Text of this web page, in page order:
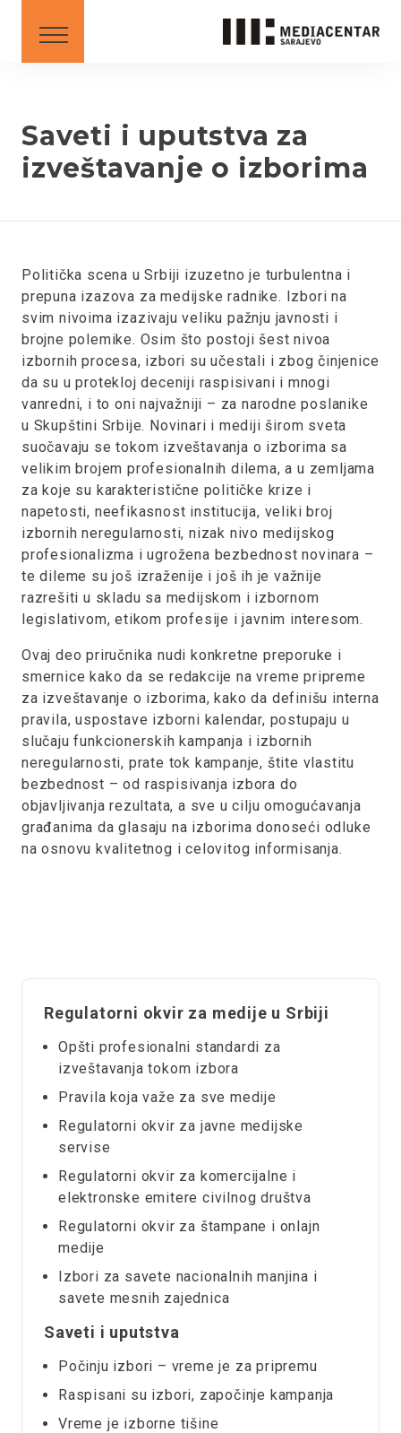
Saveti i uputstva za
izveštavanje o izborima
Politička scena u Srbiji izuzetno je turbulentna i
prepuna izazova za medijske radnike. Izbori na
svim nivoima izazivaju veliku pažnju javnosti i
brojne polemike. Osim što postoji šest nivoa
izbornih procesa, izbori su učestali i zbog činjenice
da su u protekloj deceniji raspisivani i mnogi
vanredni, i to oni najvažniji – za narodne poslanike
u Skupštini Srbije. Novinari i mediji širom sveta
suočavaju se tokom izveštavanja o izborima sa
velikim brojem profesionalnih dilema, a u zemljama
za koje su karakteristične političke krize i
napetosti, neefikasnost institucija, veliki broj
izbornih neregularnosti, nizak nivo medijskog
profesionalizma i ugrožena bezbednost novinara –
te dileme su još izraženije i još ih je važnije
razrešiti u skladu sa medijskom i izbornom
legislativom, etikom profesije i javnim interesom.
Ovaj deo priručnika nudi konkretne preporuke i
smernice kako da se redakcije na vreme pripreme
za izveštavanje o izborima, kako da definišu interna
pravila, uspostave izborni kalendar, postupaju u
slučaju funkcionerskih kampanja i izbornih
neregularnosti, prate tok kampanje, štite vlastitu
bezbednost – od raspisivanja izbora do
objavljivanja rezultata, a sve u cilju omogućavanja
građanima da glasaju na izborima donoseći odluke
na osnovu kvalitetnog i celovitog informisanja.
Regulatorni okvir za medije u Srbiji
Opšti profesionalni standardi za
izveštavanja tokom izbora
Pravila koja važe za sve medije
Regulatorni okvir za javne medijske
servise
Regulatorni okvir za komercijalne i
elektronske emitere civilnog društva
Regulatorni okvir za štampane i onlajn
medije
Izbori za savete nacionalnih manjina i
savete mesnih zajednica
Saveti i uputstva
Počinju izbori – vreme je za pripremu
Raspisani su izbori, započinje kampanja
Vreme je izborne tišine